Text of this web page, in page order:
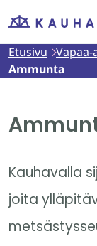
Siirry
Etusivu
Etusivu Vapaa-
Ammunta
Kauhavalla
joita